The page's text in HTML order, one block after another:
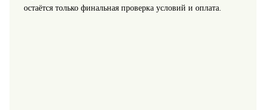
остаётся только финальная проверка условий и оплата.